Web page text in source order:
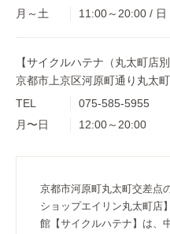
月～土 11:00～20:00 /
【サイクルハテナ（丸太町店別
京都市上京区河原町通り丸太
TEL
075-585-5955
月〜日
12:00～20:00
京都市河原町丸太町交差点
ショップエイリン丸太町店
館【サイクルハテナ】は、